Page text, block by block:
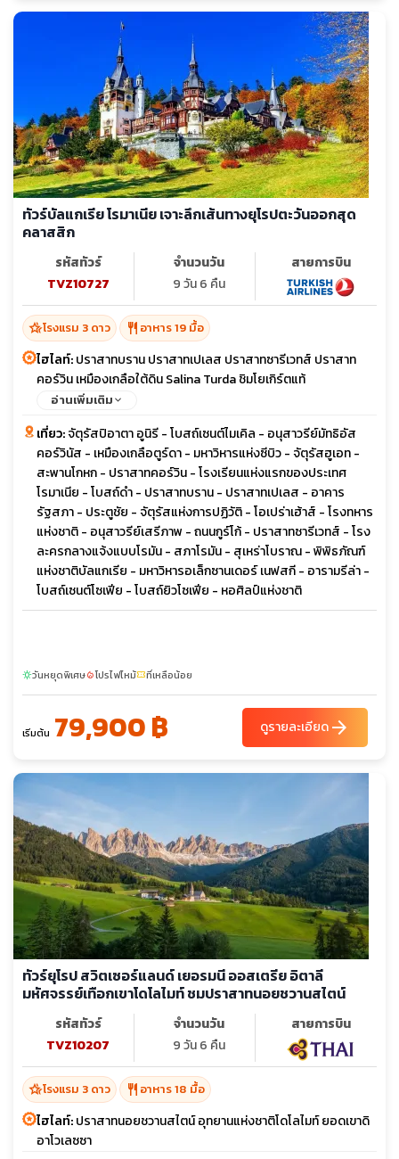
ทัวร์บัลแกเรีย โรมาเนีย เจาะลึกเส้นทางยุโรปตะวันออกสุด
คลาสสิก
รหัสทัวร์
TVZ10727
จำนวนวัน
9 วัน 6 คืน
สายการบิน
hotel_classโรงแรม 3 ดาว restaurant อาหาร 19 มื้อ
ไฮไลท์:ปราสาทบราน ปราสาทเปเลส ปราสาทซารีเวทส์ ปราสาท
คอร์วิน เหมืองเกลือใต้ดิน Salina Turda ชิมโยเกิร์ตแท้
อ่านเพิ่มเติม
เที่ยว:จัตุรัสปิอาตา อูนิรี - โบสถ์เซนต์ไมเคิล - อนุสาวรีย์มัทธิอัส
คอร์วินัส - เหมืองเกลือตูร์ดา - มหาวิหารแห่งซีบิว - จัตุรัสฮูเอท -
สะพานโกหก - ปราสาทคอร์วิน - โรงเรียนแห่งแรกของประเทศ
โรมาเนีย - โบสถ์ดำ - ปราสาทบราน - ปราสาทเปเลส - อาคาร
รัฐสภา - ประตูชัย - จัตุรัสแห่งการปฏิวัติ - โอเปร่าเฮ้าส์ - โรงทหาร
แห่งชาติ - อนุสาวรีย์เสรีภาพ - ถนนกูร์โก้ - ปราสาทซารีเวทส์ - โรง
ละครกลางแจ้งแบบโรมัน - สภาโรมัน - สุเหร่าโบราณ - พิพิธภัณฑ์
แห่งชาติบัลแกเรีย - มหาวิหารอเล็กซานเดอร์ เนฟสกี - อารามรีล่า -
โบสถ์เซนต์โซเฟีย - โบสถ์ยิวโซเฟีย - หอศิลป์แห่งชาติ
sunnyวันหยุดพิเศษlocal_fire_departmentโปรไฟไหม้confirmation_numberที่เหลือน้อย
เริ่มต้น 79,900 ฿ ดูรายละเอียดarrow_forward
ทัวร์ยุโรป สวิตเซอร์แลนด์ เยอรมนี ออสเตรีย อิตาลี
มหัศจรรย์เทือกเขาโดโลไมท์ ชมปราสาทนอยชวานสไตน์
รหัสทัวร์
TVZ10207
จำนวนวัน
9 วัน 6 คืน
สายการบิน
hotel_classโรงแรม 3 ดาว restaurant อาหาร 18 มื้อ
ไฮไลท์:ปราสาทนอยชวานสไตน์ อุทยานแห่งชาติโดโลไมท์ ยอดเขาดิ
อาโวเลซซา